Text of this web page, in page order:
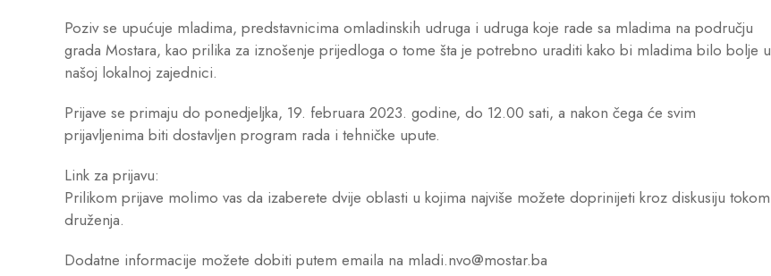
Poziv se upućuje mladima, predstavnicima omladinskih udruga i udruga koje rade sa mladima na području
grada Mostara, kao prilika za iznošenje prijedloga o tome šta je potrebno uraditi kako bi mladima bilo bolje u
našoj lokalnoj zajednici.
Prijave se primaju do ponedjeljka, 19. februara 2023. godine, do 12.00 sati, a nakon čega će svim
prijavljenima biti dostavljen program rada i tehničke upute.
Link za prijavu:
Prilikom prijave molimo vas da izaberete dvije oblasti u kojima najviše možete doprinijeti kroz diskusiju tokom
druženja.
Dodatne informacije možete dobiti putem emaila na mladi.nvo@mostar.ba